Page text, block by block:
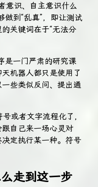
意识、自主意识什么
做到“乱真”，即让测试
关键词在于“无法分
是一门严肃的研究课
机器人都只是使用了
些类似反问、提出通
或者文字流程化了，
自己来一场心灵对
定执行某一种。符号
走到这一步